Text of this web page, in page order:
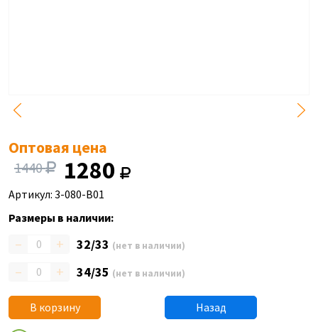
Оптовая цена
1440 1280
Артикул: 3-080-B01
Размеры в наличии:
– + 32/33 (нет в наличии)
– + 34/35 (нет в наличии)
В корзину Назад